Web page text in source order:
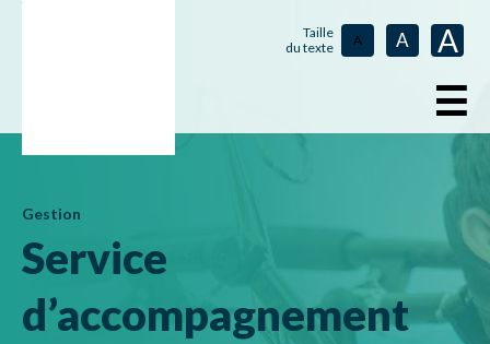
Taille
du texte
A A A
☰
Gestion
Service
d’accompagnement